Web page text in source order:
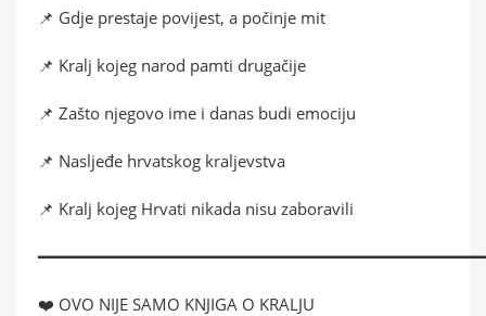
📌 Gdje prestaje povijest, a počinje mit
📌 Kralj kojeg narod pamti drugačije
📌 Zašto njegovo ime i danas budi emociju
📌 Nasljeđe hrvatskog kraljevstva
📌 Kralj kojeg Hrvati nikada nisu zaboravili
❤️ OVO NIJE SAMO KNJIGA O KRALJU